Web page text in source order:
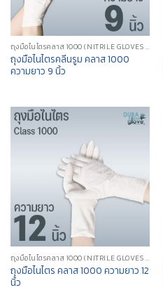
ถุงมือไนไตรคลาส 1000 (NITRILE GLOVES CLASS 1000)
ถุงมือไนไตรคลีนรูม คลาส 1000
ความยาว 9 นิ้ว
ถุงมือไนไตรคลาส 1000 (NITRILE GLOVES CLASS 1000)
ถุงมือไนไตร คลาส 1000 ความยาว 12
นิ้ว